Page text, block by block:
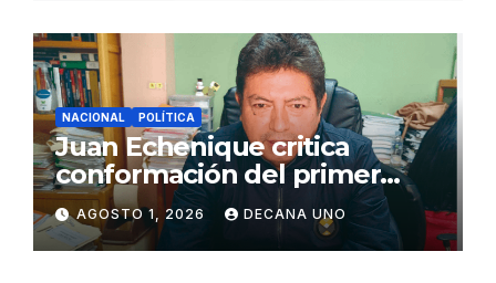
NACIONAL POLÍTICA
Juan Echenique critica
conformación del primer
gabinete ministerial de Keiko
Fujimori
AGOSTO 1, 2026 DECANA UNO